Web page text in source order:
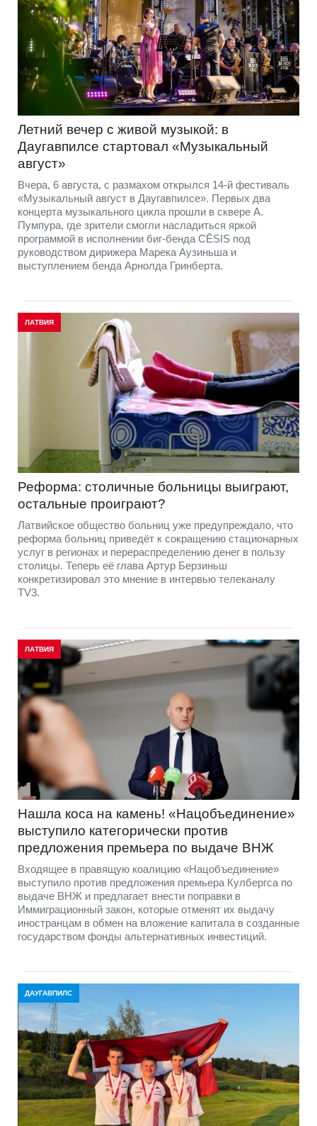
Летний вечер с живой музыкой: в
Даугавпилсе стартовал «Музыкальный
август»
Вчера, 6 августа, с размахом открылся 14-й фестиваль
«Музыкальный август в Даугавпилсе». Первых два
концерта музыкального цикла прошли в сквере А.
Пумпура, где зрители смогли насладиться яркой
программой в исполнении биг-бенда CĒSIS под
руководством дирижера Марека Аузиньша и
выступлением бенда Арнолда Гринберта.
ЛАТВИЯ
Реформа: столичные больницы выиграют,
остальные проиграют?
Латвийское общество больниц уже предупреждало, что
реформа больниц приведёт к сокращению стационарных
услуг в регионах и перераспределению денег в пользу
столицы. Теперь её глава Артур Берзиньш
конкретизировал это мнение в интервью телеканалу
TV3.
ЛАТВИЯ
Нашла коса на камень! «Нацобъединение»
выступило категорически против
предложения премьера по выдаче ВНЖ
Входящее в правящую коалицию «Нацобъединение»
выступило против предложения премьера Кулбергса по
выдаче ВНЖ и предлагает внести поправки в
Иммиграционный закон, которые отменят их выдачу
иностранцам в обмен на вложение капитала в созданные
государством фонды альтернативных инвестиций.
ДАУГАВПИЛС